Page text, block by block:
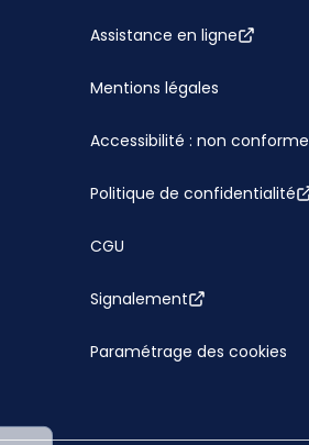
Assistance en ligne
Mentions légales
Accessibilité : non conforme
Politique de confidentialité
CGU
Signalement
Paramétrage des cookies